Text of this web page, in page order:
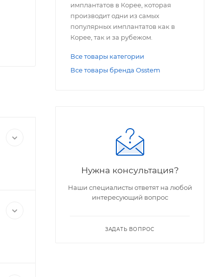
имплантатов в Корее, которая
производит одни из самых
популярных имплантатов как в
Корее, так и за рубежом.
Все товары категории
Все товары бренда Osstem
Нужна консультация?
Наши специалисты ответят на любой
интересующий вопрос
ЗАДАТЬ ВОПРОС